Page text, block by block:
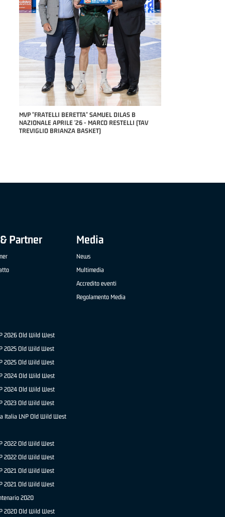
MVP "FRATELLI BERETTA" SAMUEL DILAS B
NAZIONALE APRILE '26 - MARCO RESTELLI (TAV
TREVIGLIO BRIANZA BASKET)
Partner Media
News
Multimedia
Accredito eventi
Regolamento Media
2026 Old Wild West
2025 Old Wild West
2025 Old Wild West
2024 Old Wild West
2024 Old Wild West
2023 Old Wild West
Italia LNP Old Wild West
2022 Old Wild West
2022 Old Wild West
2021 Old Wild West
2021 Old Wild West
2020
2020 Old Wild West